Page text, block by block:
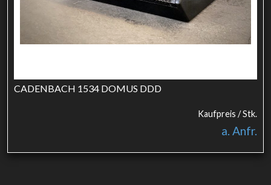
CADENBACH 1534 DOMUS DDD
Kaufpreis / Stk.
a. Anfr.